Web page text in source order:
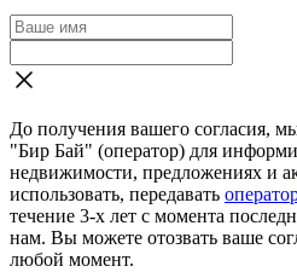
До получения вашего согласия,
"Бир Бай" (оператор) для
недвижимости, предложениях и
использовать, передавать
течение 3-х лет с момента
нам. Вы можете отозвать ваше
любой момент.